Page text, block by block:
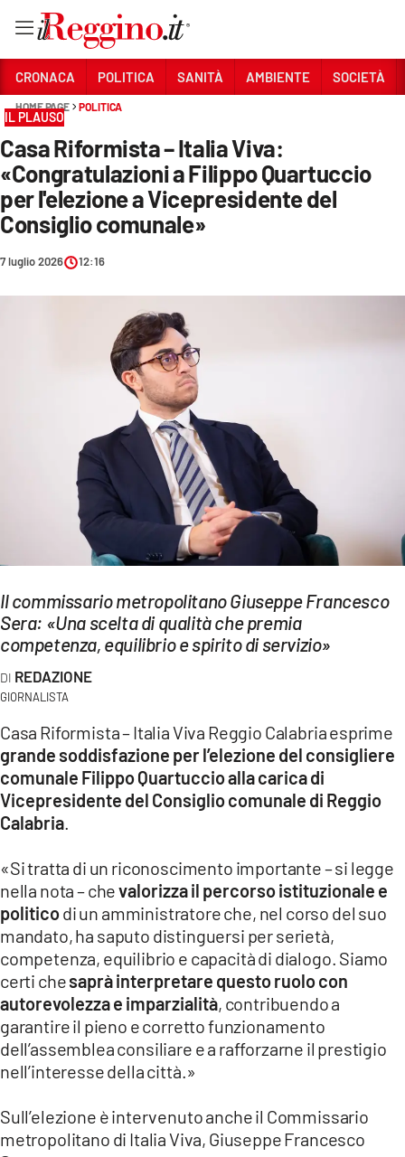
Sezioni
CRONACA
POLITICA
SANITÀ
AMBIENTE
ECONOMIA E LAVORO
Streaming
LAC ONAIR
LaC
Network
LACPLAY.IT
LACTV.IT
LACONAIR.IT
ILREGGINO.IT
COSENZACHANNEL.IT
ILVIBONESE.IT
CATANZAROCHANNEL.IT
LACAPITALENEWS.IT
ANDROID
CRONACA POLITICA SANITÀ AMBIENTE SOCIETÀ
HOME PAGE POLITICA
IL PLAUSO
Casa Riformista – Italia Viva:
«Congratulazioni a Filippo Quartuccio
per l'elezione a Vicepresidente del
Consiglio comunale»
7 luglio 2026 12:16
Il commissario metropolitano Giuseppe Francesco
Sera: «Una scelta di qualità che premia
competenza, equilibrio e spirito di servizio»
REDAZIONE
GIORNALISTA
Casa Riformista – Italia Viva Reggio Calabria esprime
grande soddisfazione per l’elezione del consigliere
comunale Filippo Quartuccio alla carica di
Vicepresidente del Consiglio comunale di Reggio
Calabria
«Si tratta di un riconoscimento importante – si legge
nella nota – chevalorizza il percorso istituzionale e
politicodi un amministratore che, nel corso del suo
mandato, ha saputo distinguersi per serietà,
competenza, equilibrio e capacità di dialogo. Siamo
certi chesaprà interpretare questo ruolo con
autorevolezza e imparzialità, contribuendo a
garantire il pieno e corretto funzionamento
dell’assemblea consiliare e a rafforzarne il prestigio
nell’interesse della città.»
Sull’elezione è intervenuto anche il Commissario
metropolitano di Italia Viva, Giuseppe Francesco